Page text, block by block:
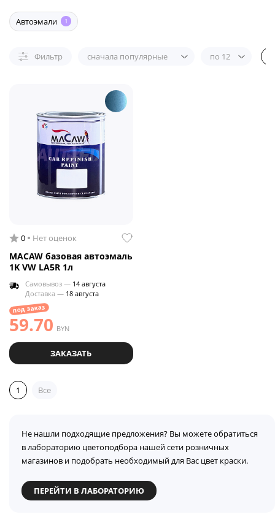
Автоэмали 1
Фильтр сначала популярные по 12
0 Нет оценок
MACAW базовая автоэмаль
1K VW LA5R 1л
Самовывоз — 14 августа
Доставка — 18 августа
под заказ
59.70 BYN
ЗАКАЗАТЬ
1 Все
Не нашли подходящие предложения? Вы можете обратиться
в лабораторию цветоподбора нашей сети розничных
магазинов и подобрать необходимый для Вас цвет краски.
ПЕРЕЙТИ В ЛАБОРАТОРИЮ